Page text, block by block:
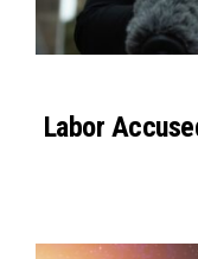
Labor